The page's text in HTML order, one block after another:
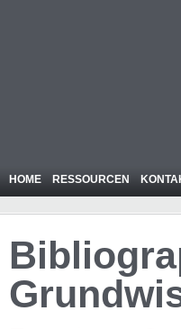
HOME RESSOURCEN